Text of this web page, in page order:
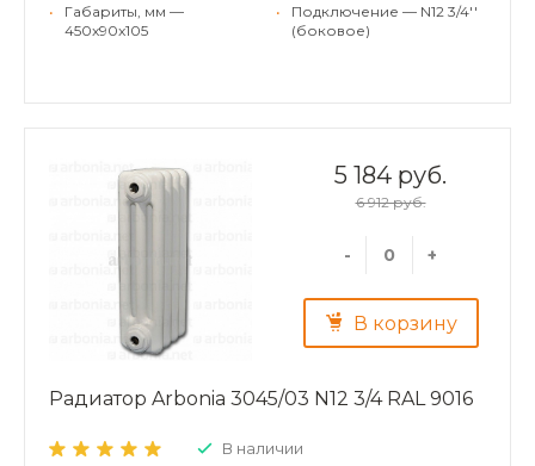
•
Габариты, мм —
450x90x105
•
Подключение — N12 3/4''
(боковое)
5 184 руб.
6 912 руб.
- +
В корзину
Радиатор Arbonia 3045/03 N12 3/4 RAL 9016
В наличии